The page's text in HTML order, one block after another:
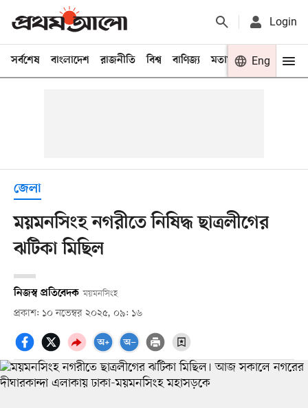
Login
সর্বশেষ বাংলাদেশ রাজনীতি বিশ্ব বাণিজ্য মতামত খেলা
Eng
জেলা
ময়মনসিংহ নগরীতে নিষিদ্ধ ছাত্রলীগের
ঝটিকা মিছিল
নিজস্ব প্রতিবেদক ময়মনসিংহ
প্রকাশ: ১০ নভেম্বর ২০২৫, ০৯: ১৬